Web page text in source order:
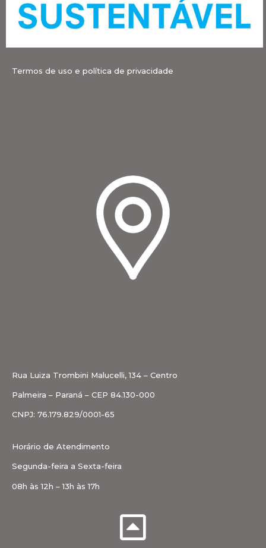
Termos de uso e política de privacidade
Rua Luiza Trombini Malucelli, 134 – Centro
Palmeira – Paraná – CEP 84.130-000
CNPJ: 76.179.829/0001-65
Horário de Atendimento
Segunda-feira a Sexta-feira
08h às 12h – 13h às 17h